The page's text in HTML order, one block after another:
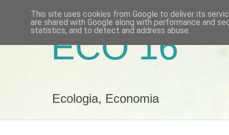
ECO 16
Ecologia, Economia
This site uses cookies from Google to deliver its
are shared with Google along with performance and
statistics, and to detect and address abuse.